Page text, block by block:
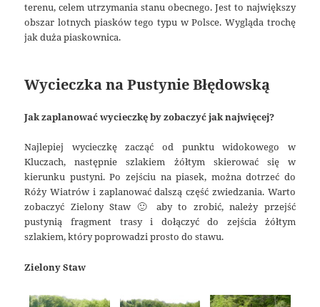
terenu, celem utrzymania stanu obecnego. Jest to największy
obszar lotnych piasków tego typu w Polsce. Wygląda trochę
jak duża piaskownica.
Wycieczka na Pustynie Błędowską
Jak zaplanować wycieczkę by zobaczyć jak najwięcej?
Najlepiej wycieczkę zacząć od punktu widokowego w
Kluczach, następnie szlakiem żółtym skierować się w
kierunku pustyni. Po zejściu na piasek, można dotrzeć do
Róży Wiatrów i zaplanować dalszą część zwiedzania. Warto
zobaczyć Zielony Staw 🙂 aby to zrobić, należy przejść
pustynią fragment trasy i dołączyć do zejścia żółtym
szlakiem, który poprowadzi prosto do stawu.
Zielony Staw